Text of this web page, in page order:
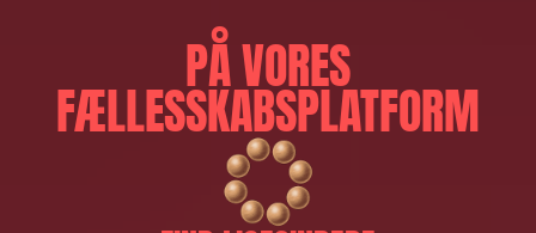
PÅ VORES
FÆLLESSKABSPLATFORM